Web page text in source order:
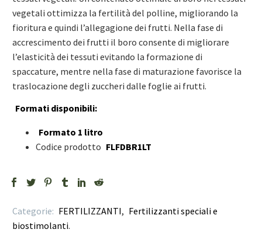
vegetali ottimizza la fertilità del polline, migliorando la
fioritura e quindi l’allegagione dei frutti. Nella fase di
accrescimento dei frutti il boro consente di migliorare
l’elasticità dei tessuti evitando la formazione di
spaccature, mentre nella fase di maturazione favorisce la
traslocazione degli zuccheri dalle foglie ai frutti.
Formati disponibili:
Formato 1 litro
Codice prodotto FLFDBR1LT
Categorie: FERTILIZZANTI, Fertilizzanti speciali e
biostimolanti.